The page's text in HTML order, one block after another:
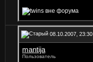
08.10.2007, 23:30
mantija
Пользователь